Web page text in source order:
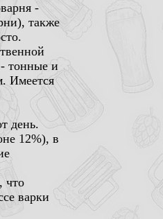
-
также
тонные и
Имеется
день.
12%), в
что
варки